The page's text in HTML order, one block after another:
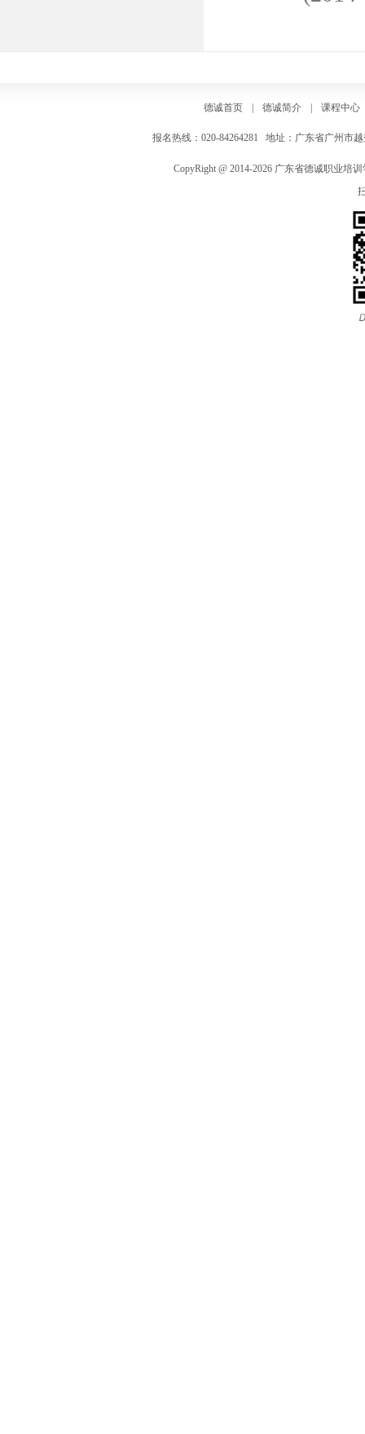
德诚首页 德诚简介 课程中心
报名热线：020-84264281 地址：广东省广州市
CopyRight @ 2014-2026 广东省德诚职业培